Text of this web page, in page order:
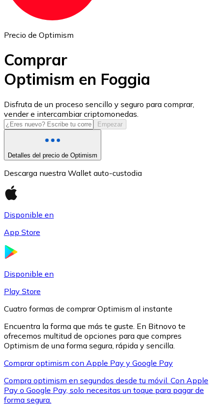
USD Coin
USDC
XRP
XRP
Precio de Optimism
Comprar
Optimism en Foggia
Disfruta de un proceso sencillo y seguro para comprar,
vender e intercambiar criptomonedas.
Empezar
Detalles del precio de Optimism
Descarga nuestra Wallet auto-custodia
Disponible en
App Store
Disponible en
Play Store
Cuatro formas de comprar Optimism al instante
Encuentra la forma que más te guste. En Bitnovo te
ofrecemos multitud de opciones para que compres
Optimism de una forma segura, rápida y sencilla.
Comprar optimism con Apple Pay y Google Pay
Compra optimism en segundos desde tu móvil. Con Apple
Pay o Google Pay, solo necesitas un toque para pagar de
forma segura.